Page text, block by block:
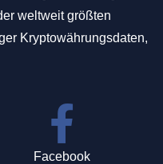
weltweit größten
Kryptowährungsdaten,
Facebook